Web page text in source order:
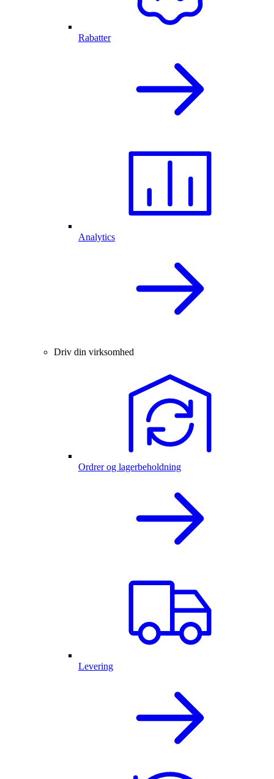
Rabatter
Analytics
Driv din virksomhed
Ordrer og lagerbeholdning
Levering